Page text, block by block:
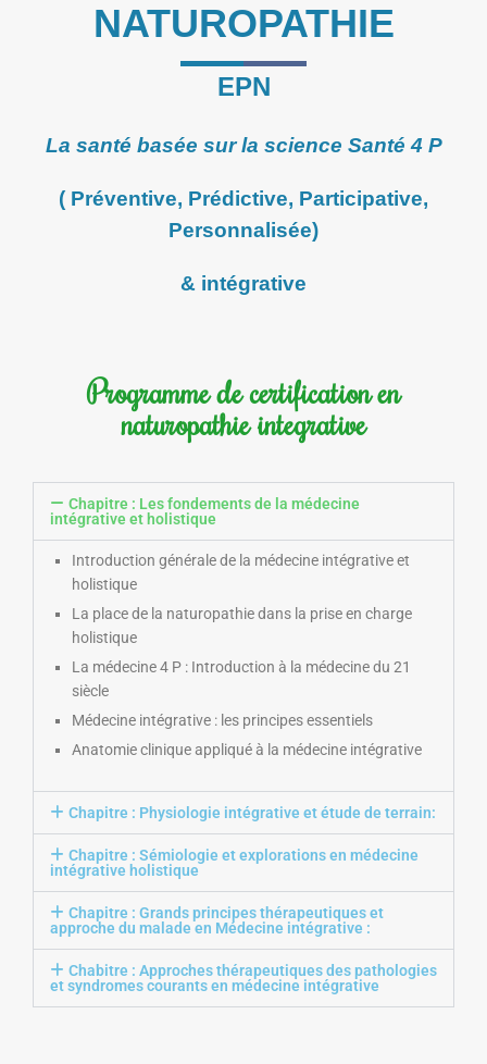
NATUROPATHIE
EPN
La santé basée sur la science Santé 4 P
( Préventive, Prédictive, Participative,
Personnalisée)
& intégrative
Programme de certification en
naturopathie integrative
Chapitre : Les fondements de la médecine
intégrative et holistique
Introduction générale de la médecine intégrative et
holistique
La place de la naturopathie dans la prise en charge
holistique
La médecine 4 P : Introduction à la médecine du 21
siècle
Médecine intégrative : les principes essentiels
Anatomie clinique appliqué à la médecine intégrative
Chapitre : Physiologie intégrative et étude de terrain:
Chapitre : Sémiologie et explorations en médecine
intégrative holistique
Chapitre : Grands principes thérapeutiques et
approche du malade en Médecine intégrative :
Chabitre : Approches thérapeutiques des pathologies
et syndromes courants en médecine intégrative